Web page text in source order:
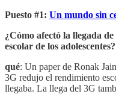
Puesto #1: Un mundo sin
¿Cómo afectó la llegada
escolar de los adolescentes?
qué: Un paper de Ronak
3G redujo el rendimiento
llegaba. La llega del 3G